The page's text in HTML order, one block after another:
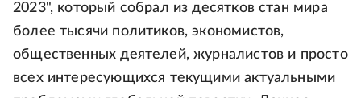
2023", который собрал из десятков стан мира
более тысячи политиков, экономистов,
общественных деятелей, журналистов и просто
всех интересующихся текущими актуальными